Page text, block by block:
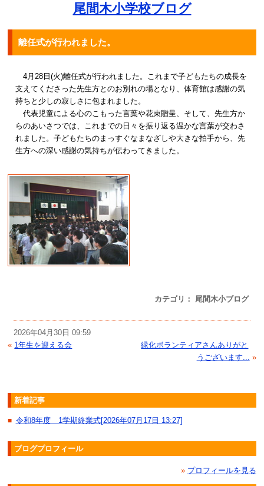
尾間木小学校ブログ
離任式が行われました。
カテゴリ： 尾間木小ブログ
4月28日(火)離任式が行われました。これまで子どもたちの成長を
支えてくださった先生方とのお別れの場となり、体育館は感謝の気
持ちと少しの寂しさに包まれました。
代表児童による心のこもった言葉や花束贈呈、そして、先生方か
らのあいさつでは、これまでの日々を振り返る温かな言葉が交わさ
れました。子どもたちのまっすぐなまなざしや大きな拍手から、先
生方への深い感謝の気持ちが伝わってきました。
2026年04月30日 09:59
« 1年生を迎える会
緑化ボランティアさんありがと
うございます... »
新着記事
■ 令和8年度 1学期終業式[2026年07月17日 13:27]
ブログプロフィール
» プロフィールを見る